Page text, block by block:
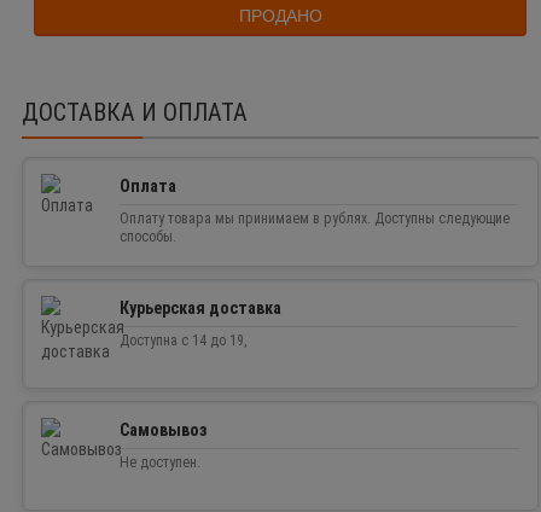
ПРОДАНО
ДОСТАВКА И ОПЛАТА
Оплата
Оплату товара мы принимаем в рублях. Доступны следующие
способы.
Курьерская доставка
Доступна с 14 до 19,
Самовывоз
Не доступен.